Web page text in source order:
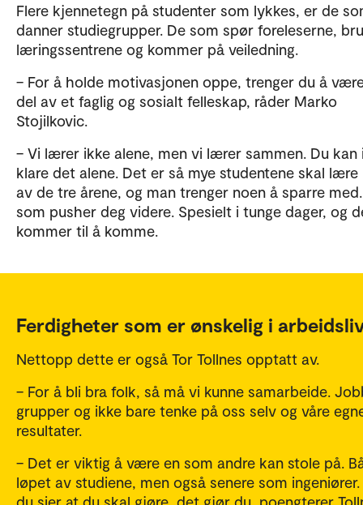
Flere kjennetegn på studenter som lykkes, er de
danner studiegrupper. De som spør foreleserne,
læringssentrene og kommer på veiledning.
– For å holde motivasjonen oppe, trenger du å
del av et faglig og sosialt felleskap, råder Marko
Stojilkovic.
– Vi lærer ikke alene, men vi lærer sammen. Du kan
klare det alene. Det er så mye studentene skal
av de tre årene, og man trenger noen å sparre
som pusher deg videre. Spesielt i tunge dager, og
kommer til å komme.
Ferdigheter som er ønskelig i
Nettopp dette er også Tor Tollnes opptatt av.
– For å bli bra folk, så må vi kunne samarbeide.
grupper og ikke bare tenke på oss selv og våre
resultater.
– Det er viktig å være en som andre kan stole på.
løpet av studiene, men også senere som